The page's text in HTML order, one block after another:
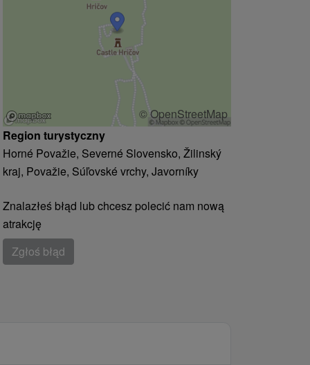
© OpenStreetMap
Region turystyczny
Horné Považie, Severné Slovensko, Žilinský
kraj, Považie, Súľovské vrchy, Javorníky
Znalazłeś błąd lub chcesz polecić nam nową
atrakcję
Zgłoś błąd